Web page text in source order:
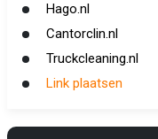
Hago.nl
Cantorclin.nl
Truckcleaning.nl
Link plaatsen